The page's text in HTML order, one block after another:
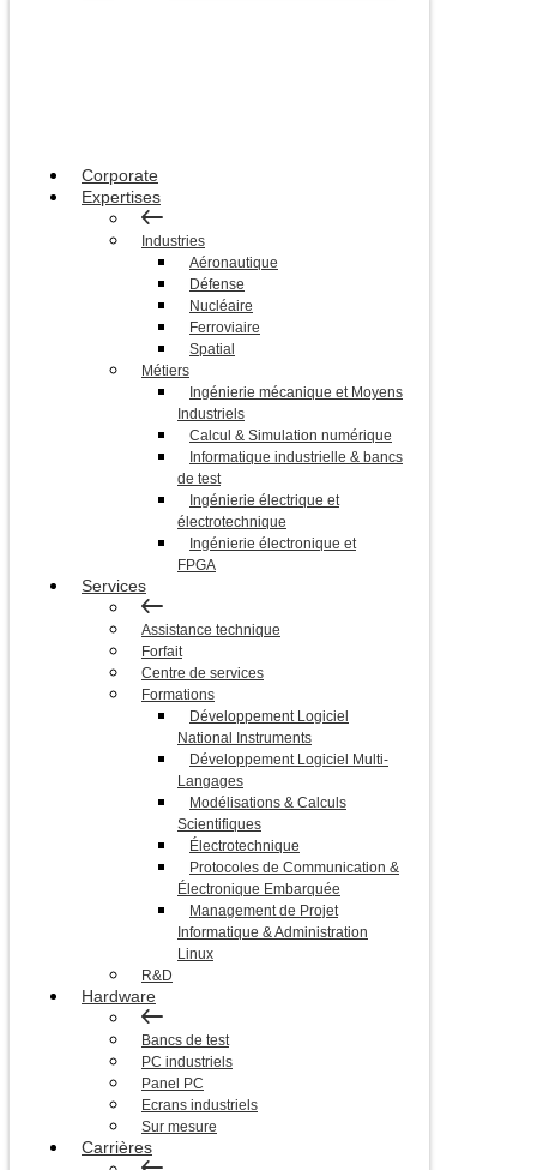
Corporate
Expertises
Industries
Aéronautique
Défense
Nucléaire
Ferroviaire
Spatial
Métiers
Ingénierie mécanique et Moyens
Industriels
Calcul & Simulation numérique
Informatique industrielle & bancs
de test
Ingénierie électrique et
électrotechnique
Ingénierie électronique et
FPGA
Services
Assistance technique
Forfait
Centre de services
Formations
Développement Logiciel
National Instruments
Développement Logiciel Multi-
Langages
Modélisations & Calculs
Scientifiques
Électrotechnique
Protocoles de Communication &
Électronique Embarquée
Management de Projet
Informatique & Administration
Linux
R&D
Hardware
Bancs de test
PC industriels
Panel PC
Ecrans industriels
Sur mesure
Carrières